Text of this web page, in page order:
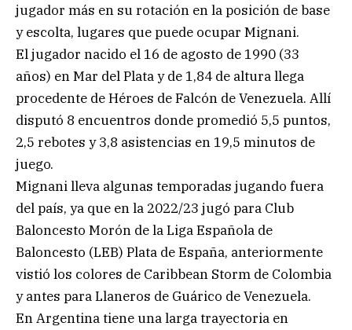
jugador más en su rotación en la posición de base
y escolta, lugares que puede ocupar Mignani.
El jugador nacido el 16 de agosto de 1990 (33
años) en Mar del Plata y de 1,84 de altura llega
procedente de Héroes de Falcón de Venezuela. Allí
disputó 8 encuentros donde promedió 5,5 puntos,
2,5 rebotes y 3,8 asistencias en 19,5 minutos de
juego.
Mignani lleva algunas temporadas jugando fuera
del país, ya que en la 2022/23 jugó para Club
Baloncesto Morón de la Liga Española de
Baloncesto (LEB) Plata de España, anteriormente
vistió los colores de Caribbean Storm de Colombia
y antes para Llaneros de Guárico de Venezuela.
En Argentina tiene una larga trayectoria en